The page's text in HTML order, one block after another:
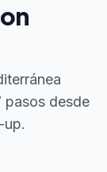
pasos desde
up.